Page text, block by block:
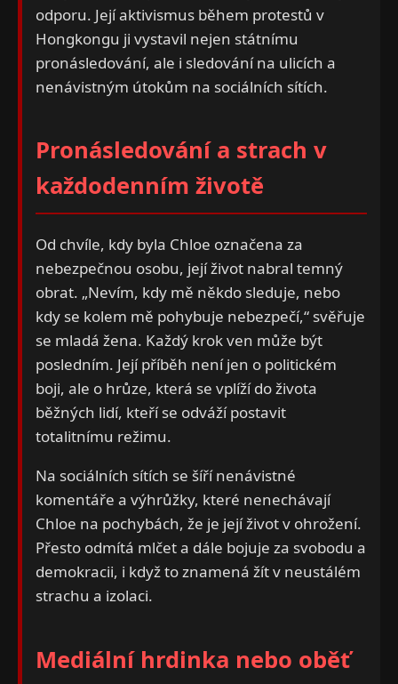
odporu. Její aktivismus během protestů v
Hongkongu ji vystavil nejen státnímu
pronásledování, ale i sledování na ulicích a
nenávistným útokům na sociálních sítích.
Pronásledování a strach v
každodenním životě
Od chvíle, kdy byla Chloe označena za
nebezpečnou osobu, její život nabral temný
obrat. „Nevím, kdy mě někdo sleduje, nebo
kdy se kolem mě pohybuje nebezpečí,“ svěřuje
se mladá žena. Každý krok ven může být
posledním. Její příběh není jen o politickém
boji, ale o hrůze, která se vplíží do života
běžných lidí, kteří se odváží postavit
totalitnímu režimu.
Na sociálních sítích se šíří nenávistné
komentáře a výhrůžky, které nenechávají
Chloe na pochybách, že je její život v ohrožení.
Přesto odmítá mlčet a dále bojuje za svobodu a
demokracii, i když to znamená žít v neustálém
strachu a izolaci.
Mediální hrdinka nebo oběť